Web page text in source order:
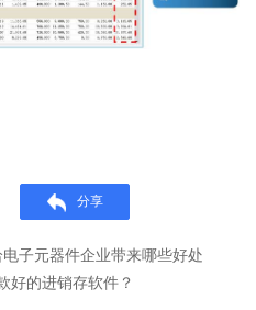
分享
子元器件企业带来哪些好处
好的进销存软件？